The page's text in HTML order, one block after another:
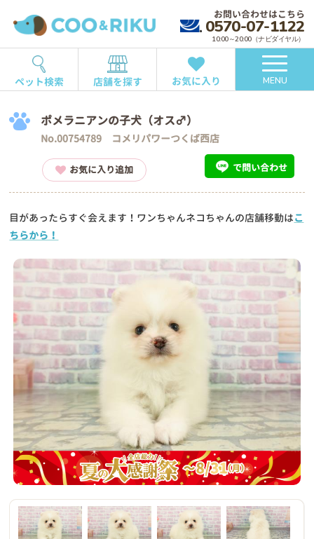
お問い合わせはこちら
0570-07-1122
10:00～20:00（ナビダイヤル）
ペット検索 店舗を探す お気に入り MENU
ポメラニアンの子犬（オス♂）
No.00754789 コメリパワーつくば西店
お気に入り追加 で問い合わせ
目があったらすぐ会えます！ワンちゃんネコちゃんの店舗移動はこ
ちらから！